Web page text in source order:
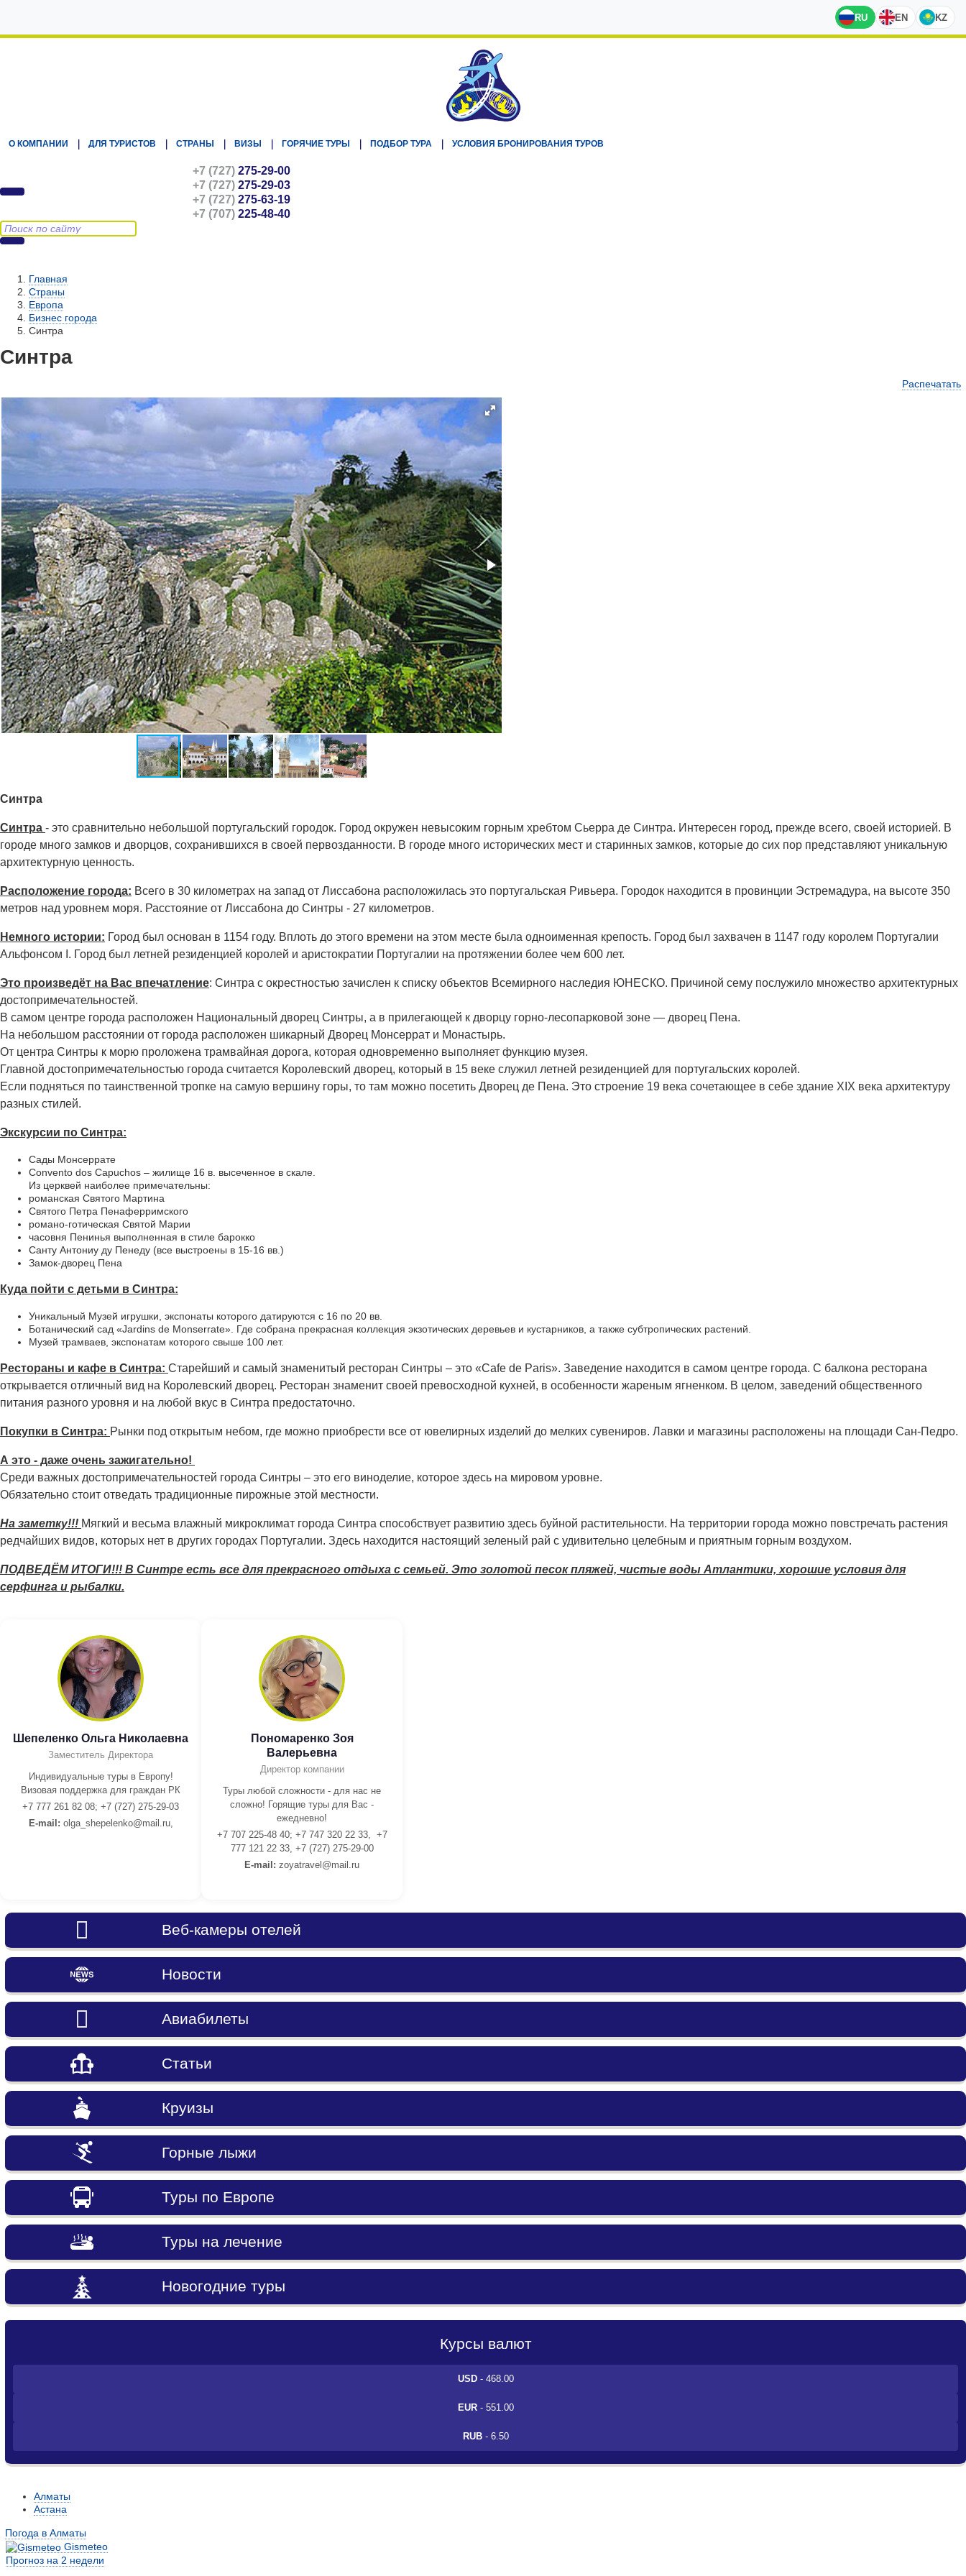
RU EN KZ
О КОМПАНИИ ДЛЯ ТУРИСТОВ СТРАНЫ ВИЗЫ ГОРЯЧИЕ ТУРЫ ПОДБОР ТУРА УСЛОВИЯ БРОНИРОВАНИЯ ТУРОВ
+7 (727) 275-29-00
+7 (727) 275-29-03
+7 (727) 275-63-19
+7 (707) 225-48-40
Главная
Страны
Европа
Бизнес города
Синтра
Синтра
Распечатать
Синтра
Синтра - это сравнительно небольшой португальский городок. Город окружен невысоким горным хребтом Сьерра де Синтра. Интересен город, прежде всего, своей историей. В
городе много замков и дворцов, сохранившихся в своей первозданности. В городе много исторических мест и старинных замков, которые до сих пор представляют уникальную
архитектурную ценность.
Расположение города: Всего в 30 километрах на запад от Лиссабона расположилась это португальская Ривьера. Городок находится в провинции Эстремадура, на высоте 350
метров над уровнем моря. Расстояние от Лиссабона до Синтры - 27 километров.
Немного истории: Город был основан в 1154 году. Вплоть до этого времени на этом месте была одноименная крепость. Город был захвачен в 1147 году королем Португалии
Альфонсом I. Город был летней резиденцией королей и аристократии Португалии на протяжении более чем 600 лет.
Это произведёт на Вас впечатление: Синтра с окрестностью зачислен к списку объектов Всемирного наследия ЮНЕСКО. Причиной сему послужило множество архитектурных
достопримечательностей.
В самом центре города расположен Национальный дворец Синтры, а в прилегающей к дворцу горно-лесопарковой зоне — дворец Пена.
На небольшом расстоянии от города расположен шикарный Дворец Монсеррат и Монастырь.
От центра Синтры к морю проложена трамвайная дорога, которая одновременно выполняет функцию музея.
Главной достопримечательностью города считается Королевский дворец, который в 15 веке служил летней резиденцией для португальских королей.
Если подняться по таинственной тропке на самую вершину горы, то там можно посетить Дворец де Пена. Это строение 19 века сочетающее в себе здание XIX века архитектуру
разных стилей.
Экскурсии по Синтра:
Сады Монсеррате
Convento dos Capuchos – жилище 16 в. высеченное в скале.
Из церквей наиболее примечательны:
романская Святого Мартина
Святого Петра Пенаферримского
романо-готическая Святой Марии
часовня Пенинья выполненная в стиле барокко
Санту Антониу ду Пенеду (все выстроены в 15-16 вв.)
Замок-дворец Пена
Куда пойти с детьми в Синтра:
Уникальный Музей игрушки, экспонаты которого датируются с 16 по 20 вв.
Ботанический сад «Jardins de Monserrate». Где собрана прекрасная коллекция экзотических деревьев и кустарников, а также субтропических растений.
Музей трамваев, экспонатам которого свыше 100 лет.
Рестораны и кафе в Синтра: Старейший и самый знаменитый ресторан Синтры – это «Cafe de Paris». Заведение находится в самом центре города. С балкона ресторана
открывается отличный вид на Королевский дворец. Ресторан знаменит своей превосходной кухней, в особенности жареным ягненком. В целом, заведений общественного
питания разного уровня и на любой вкус в Синтра предостаточно.
Покупки в Синтра: Рынки под открытым небом, где можно приобрести все от ювелирных изделий до мелких сувениров. Лавки и магазины расположены на площади Сан-Педро.
А это - даже очень зажигательно!
Среди важных достопримечательностей города Синтры – это его виноделие, которое здесь на мировом уровне.
Обязательно стоит отведать традиционные пирожные этой местности.
На заметку!!! Мягкий и весьма влажный микроклимат города Синтра способствует развитию здесь буйной растительности. На территории города можно повстречать растения
редчайших видов, которых нет в других городах Португалии. Здесь находится настоящий зеленый рай с удивительно целебным и приятным горным воздухом.
ПОДВЕДЁМ ИТОГИ!!! В Синтре есть все для прекрасного отдыха с семьей. Это золотой песок пляжей, чистые воды Атлантики, хорошие условия для
серфинга и рыбалки.
Шепеленко Ольга Николаевна
Заместитель Директора
Индивидуальные туры в Европу!
Визовая поддержка для граждан РК
+7 777 261 82 08; +7 (727) 275-29-03
E-mail: olga_shepelenko@mail.ru,
Пономаренко Зоя
Валерьевна
Директор компании
Туры любой сложности - для нас не
сложно! Горящие туры для Вас -
ежедневно!
+7 707 225-48 40; +7 747 320 22 33, +7
777 121 22 33, +7 (727) 275-29-00
E-mail: zoyatravel@mail.ru
Веб-камеры отелей
Новости
Авиабилеты
Статьи
Круизы
Горные лыжи
Туры по Европе
Туры на лечение
Новогодние туры
Курсы валют
USD- 468.00
EUR- 551.00
RUB- 6.50
Алматы
Астана
Погода в Алматы
Gismeteo
Прогноз на 2 недели